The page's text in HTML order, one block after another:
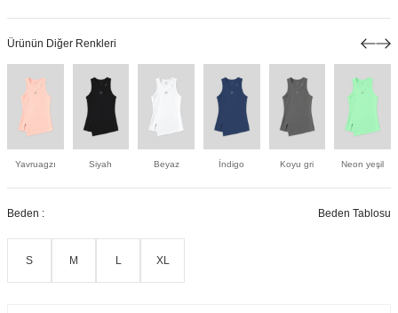
Ürünün Diğer Renkleri
Yavruagzı Siyah Beyaz İndigo Koyu gri Neon yeşil
Beden : Beden Tablosu
S M L XL